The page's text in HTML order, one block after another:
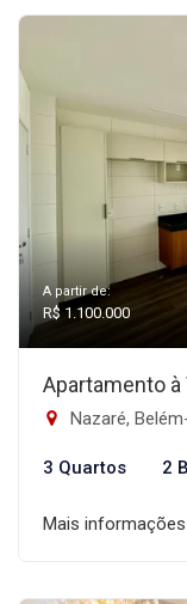
A partir de:
R$ 1.100.000
Apartamento à
Nazaré,
3 Quartos 2
Mais informações